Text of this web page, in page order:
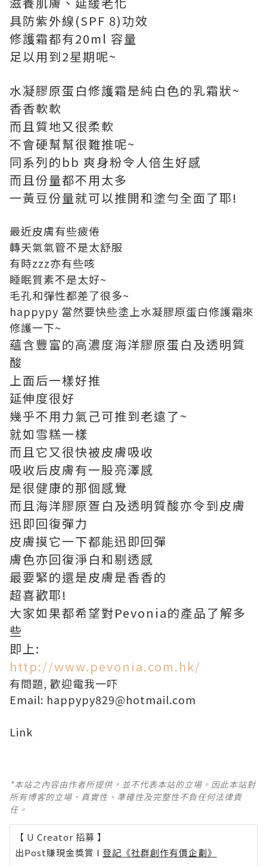
具防紫外線(SPF 8)功效
修護霜都有20ml 容量
足以用到2星期呢~
水凝膠原蛋白修護霜是純白色的乳霜狀~
香香軟軟
而且質地又很柔軟
不會硬幫幫很難推呢~
同系列的bb 爽身粉令人倍生好感
而且份量都不用太多
一黃豆份量就可以推開和塗勻全面了耶!
最近皮膚有些疲倦
轉天氣氣管不是太舒服
有時zzz亦有些咳
睡眠質素不是太好~
毛孔和彈性都差了很多~
happypy 當然要快些塗上水凝膠原蛋白修護霜來
修護一下~
蘊含豐富的高濃度海洋膠原蛋白及透明質
酸
上面后一樣好推
延伸度很好
幾乎不用力氣己可推到老遠了~
就如雪糕一樣
而且它又很快被皮膚吸收
吸收后皮膚有一股亮澤感
是很健康的那個感覺
而且海洋膠原疍白及透明質酸亦令到皮膚
迅即回復彈力
皮膚摸它一下都能迅即回彈
膚色亦回復淨白和剔透感
最要緊的還是皮膚是香香的
超喜歡耶!
大家如果都希望對Pevonia的產品了解多
些
即上:
http://www.pevonia.com.hk/
有問題, 歡迎電我一吓
Email: happypy829@hotmail.com
Link
*本站之內容由作者所提供，並不代表本站的立場。因此本站對
所有博客的立場、真實性、準確性及完整性不負任何法律責
任。
【 U Creator 招募 】
出Post賺現金獎賞 l 登記《社群創作有價企劃》